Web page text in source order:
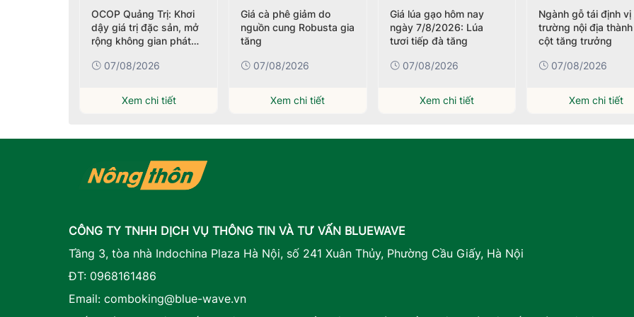
OCOP Quảng Trị: Khơi
dậy giá trị đặc sản, mở
rộng không gian phát
07/08/2026
Xem chi tiết
Giá cà phê giảm do
nguồn cung Robusta gia
tăng
07/08/2026
Xem chi tiết
Giá lúa gạo hôm nay
ngày 7/8/2026: Lúa
tươi tiếp đà tăng
07/08/2026
Xem chi tiết
Ngành gỗ tái định vị
trường nội địa
cột tăng trưởng
07/08/2026
Xem chi tiết
CÔNG TY TNHH DỊCH VỤ THÔNG TIN VÀ TƯ VẤN BLUEWAVE
Tầng 3, tòa nhà Indochina Plaza Hà Nội, số 241 Xuân Thủy, Phường Cầu Giấy, Hà Nội
ĐT: 0968161486
Email: comboking@blue-wave.vn